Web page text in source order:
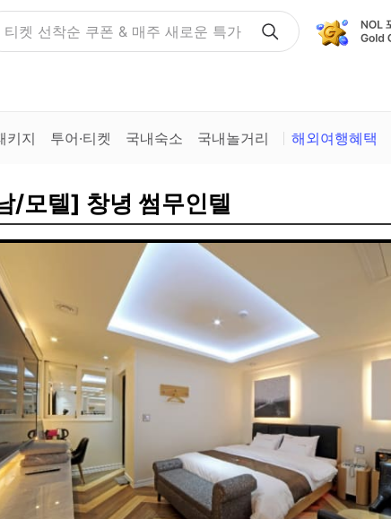
티켓 선착순 쿠폰 & 매주 새로운 특가
키지 투어·티켓 국내숙소 국내놀거리 해외여행혜택
/모텔] 창녕 썸무인텔